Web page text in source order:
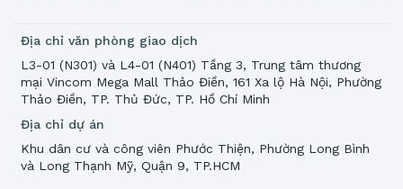
Địa chỉ dự án
Khu dân cư và công viên Phước Thiện, Phường Long Bình
và Long Thạnh Mỹ, Quận 9, TP.HCM
Địa chỉ văn phòng giao dịch
L3-01 (N301) và L4-01 (N401) Tầng 3, Trung tâm thương
mại Vincom Mega Mall Thảo Điền, 161 Xa lộ Hà Nội, Phường
Thảo Điền, TP. Thủ Đức, TP. Hồ Chí Minh